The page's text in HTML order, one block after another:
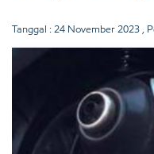
Tanggal : 24 November 2023 ,